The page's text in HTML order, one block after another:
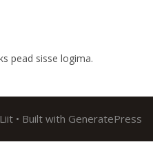
pead sisse logima.
• Built with GeneratePress